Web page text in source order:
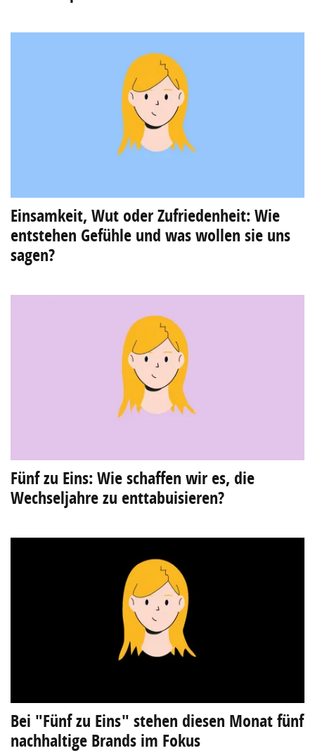
Einsamkeit, Wut oder Zufriedenheit: Wie
entstehen Gefühle und was wollen sie uns
sagen?
Fünf zu Eins: Wie schaffen wir es, die
Wechseljahre zu enttabuisieren?
Bei "Fünf zu Eins" stehen diesen Monat fünf
nachhaltige Brands im Fokus